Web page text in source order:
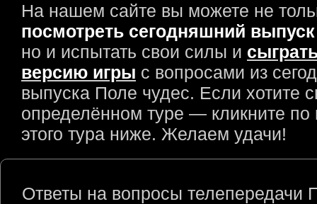
На нашем сайте вы можете не
посмотреть сегодняшний
но и испытать свои силы и
версию игры с вопросами из
выпуска Поле чудес. Если хотите
определённом туре — кликните по
этого тура ниже. Желаем удачи!
Ответы на вопросы телепередачи